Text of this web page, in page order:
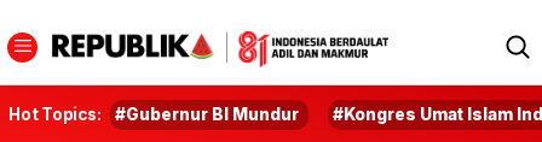
Hot Topics: #Gubernur BI Mundur #Kongres Umat Islam